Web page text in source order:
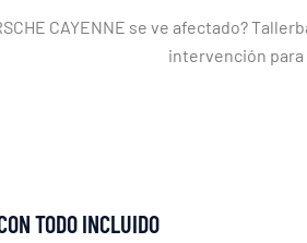
CAYENNE se ve afectado?
intervención para
TODO INCLUIDO